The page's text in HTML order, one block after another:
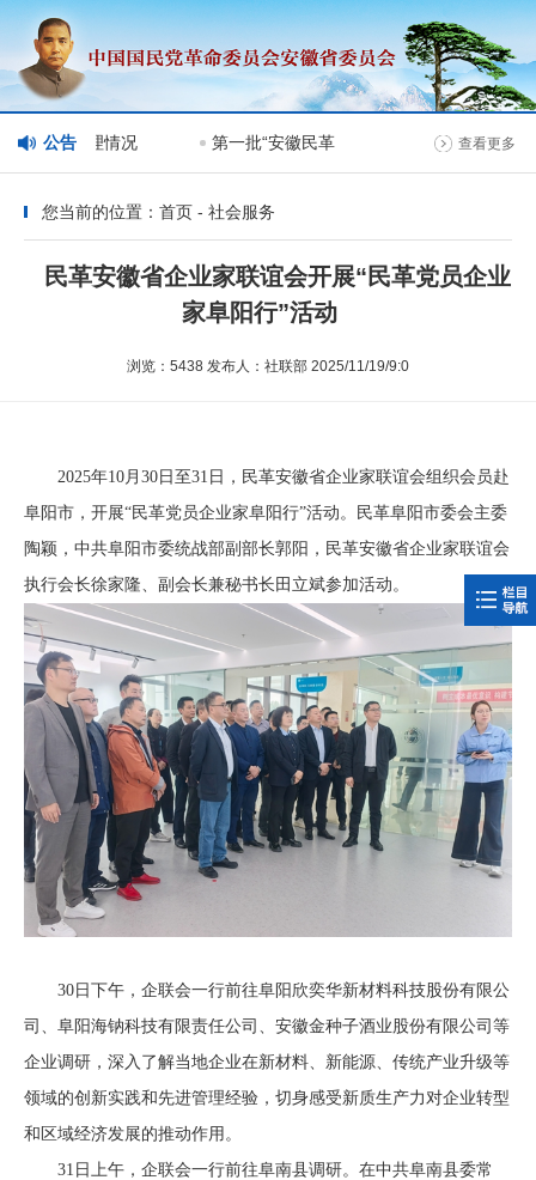
公告
分栏目管理情况 查看更多
您当前的位置：首页 - 社会服务
民革安徽省企业家联谊会开展“民革党员企业
家阜阳行”活动
浏览：5438 发布人：社联部 2025/11/19/9:0
2025年10月30日至31日，民革安徽省企业家联谊会组织会员赴
阜阳市，开展“民革党员企业家阜阳行”活动。民革阜阳市委会主委
陶颖，中共阜阳市委统战部副部长郭阳，民革安徽省企业家联谊会
执行会长徐家隆、副会长兼秘书长田立斌参加活动。
30日下午，企联会一行前往阜阳欣奕华新材料科技股份有限公
司、阜阳海钠科技有限责任公司、安徽金种子酒业股份有限公司等
企业调研，深入了解当地企业在新材料、新能源、传统产业升级等
领域的创新实践和先进管理经验，切身感受新质生产力对企业转型
和区域经济发展的推动作用。
31日上午，企联会一行前往阜南县调研。在中共阜南县委常